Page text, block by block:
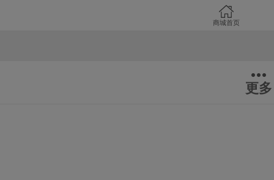
商城首页
更多